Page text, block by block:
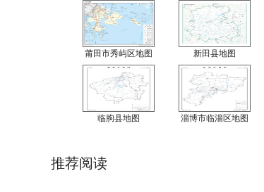
莆田市秀屿区地图 新田县地图
临朐县地图 淄博市临淄区地图
推荐阅读